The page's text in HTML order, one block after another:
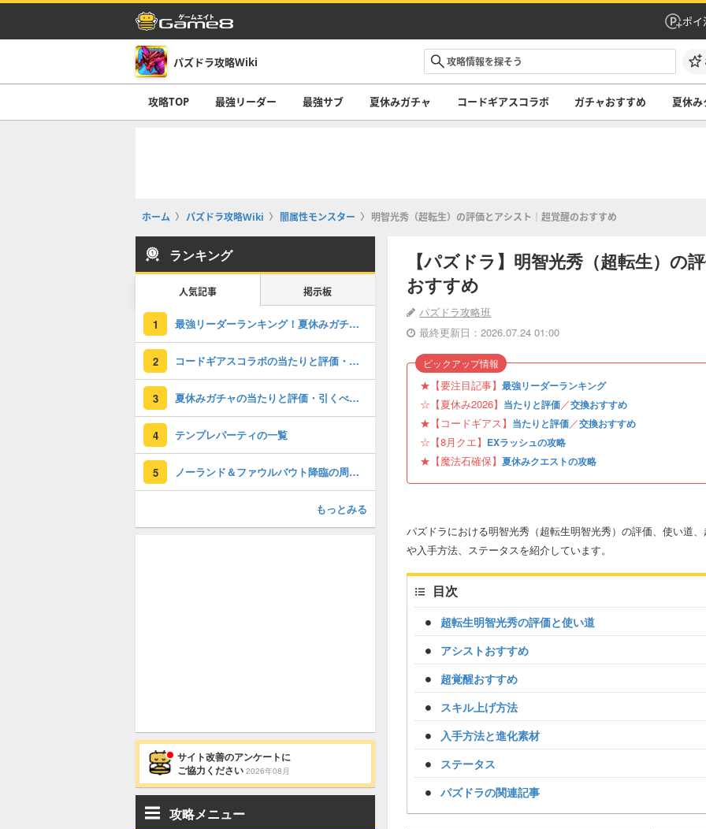
ポイ
パズドラ攻略Wiki
攻略TOP 最強リーダー 最強サブ 夏休みガチャ コードギアスコラボ ガチャおすすめ 夏休み
ホーム パズドラ攻略Wiki 闇属性モンスター 明智光秀（超転生）の評価とアシスト｜超覚醒のおすすめ
【パズドラ】明智光秀（超転生）の
おすすめ
パズドラ攻略班
最終更新日：2026.07.24 01:00
★【要注目記事】 最強リーダーランキング
☆【夏休み2026】 当たりと評価／交換おすすめ
★【コードギアス】 当たりと評価／交換おすすめ
☆【8月クエ】 EXラッシュの攻略
★【魔法石確保】 夏休みクエストの攻略
ピックアップ情報
パズドラにおける明智光秀（超転生明智光秀）の評価、使い道
や入手方法、ステータスを紹介しています。
目次
超転生明智光秀の評価と使い道
アシストおすすめ
超覚醒おすすめ
スキル上げ方法
入手方法と進化素材
ステータス
パズドラの関連記事
ランキング
人気記事 掲示板
1 最強リーダーランキング！夏休みガチャの評価掲載
2 コードギアスコラボの当たりと評価・引くべき？
3 夏休みガチャの当たりと評価・引くべき？
4 テンプレパーティの一覧
5 ノーランド＆ファウルバウト降臨の周回パーティと攻略・周回すべき？
もっとみる
サイト改善のアンケートに
ご協力ください 2026年08月
攻略メニュー